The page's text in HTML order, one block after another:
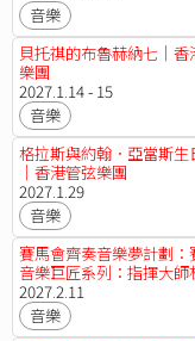
音樂
貝托祺的布魯赫納七｜香
樂團
2027.1.14 - 15
音樂
格拉斯與約翰．亞當斯生
｜香港管弦樂團
2027.1.29
音樂
賽馬會齊奏音樂夢計劃：
音樂巨匠系列：指揮大師
美：西蒙．玻利瓦爾交響
貝多芬費黛里奧｜香港管
2027.2.11
音樂